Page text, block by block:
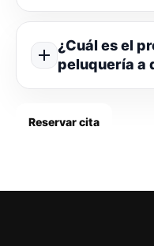
¿Cuál es el
peluquería a
Reservar cita